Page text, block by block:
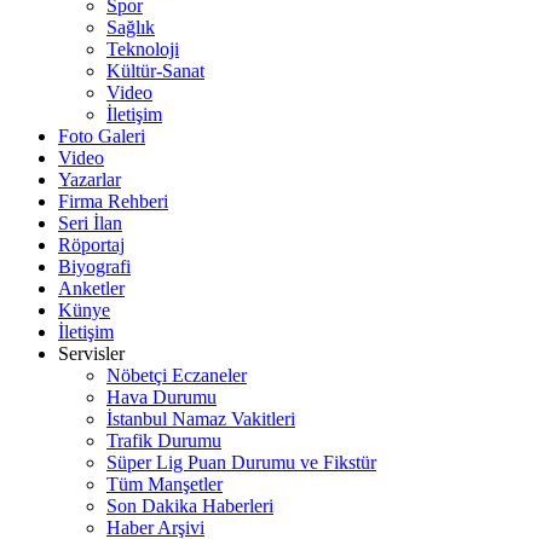
Spor
Sağlık
Teknoloji
Kültür-Sanat
Video
İletişim
Foto Galeri
Video
Yazarlar
Firma Rehberi
Seri İlan
Röportaj
Biyografi
Anketler
Künye
İletişim
Servisler
Nöbetçi Eczaneler
Hava Durumu
İstanbul Namaz Vakitleri
Trafik Durumu
Süper Lig Puan Durumu ve Fikstür
Tüm Manşetler
Son Dakika Haberleri
Haber Arşivi